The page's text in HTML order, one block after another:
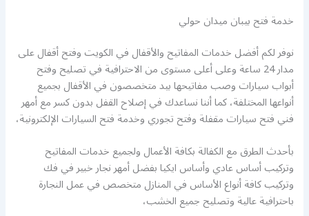
خدمة فتح بيبان ميدان حولي
نوفر لكم أفضل خدمات المفاتيح والأقفال في الكويت وفتح أقفال على
مدار 24 ساعة وعلى أعلى مستوى من الاحترافية في تصليح وفتح
أبواب سيارات وصب مفاتيحها بيد متخصصون في الأقفال بجميع
أنواعها المختلفة، كما أننا نساعدك في إصلاح القفل بدون كسر مع أمهر
فني فتح سيارات مقفلة وفتح تجوري وخدمة فتح السيارات الإلكترونية،
بأحدث الطرق مع الكفالة بكافة الأعمال ولجميع خدمات المفاتيح
وتركيب أساس عادي وأساس ايكيا بفضل أمهر نجار خبير في فك
وتركيب كافة أنواع الأساس في المنازل متخصص في عمل النجارة
باحترافية عالية وتصليح جميع الخشب،